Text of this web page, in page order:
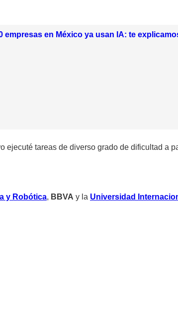
empresas en México ya usan IA: te
ejecuté tareas de diverso grado de dificultad a
y Robótica, BBVA y la Universidad